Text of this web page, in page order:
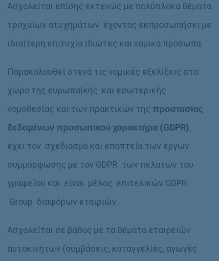
Ασχολείται επίσης εκτενώς με πολύπλοκα θέματα
τροχαίων ατυχημάτων έχοντας εκπροσωπήσει με
ιδιαίτερη επιτυχία ιδιώτες και νομικά πρόσωπα.
Παρακολουθεί στενά τις νομικές εξελίξεις στο
χώρο της ευρωπαϊκής και εσωτερικής
νομοθεσίας και των πρακτικών της προστασίας
δεδομένων προσωπικού χαρακτήρα (GDPR),
έχει τον σχεδιασμό και εποπτεία των έργων
συμμόρφωσης με τον GDPR των πελατών του
γραφείου και είναι μέλος επιτελικών GDPR
Group διαφόρων εταιριών.
Ασχολείται σε βάθος με τα θέματα εταιρειών
αυτοκινήτων (συμβάσεις, καταγγελίες, αγωγές